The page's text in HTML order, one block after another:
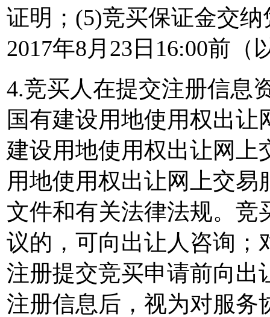
证明；(5)竞买保证金交
2017年8月23日16:00前
4.竞买人在提交注册信息
国有建设用地使用权出
建设用地使用权出让网上
用地使用权出让网上交
文件和有关法律法规。竞
议的，可向出让人咨询；
注册提交竞买申请前向出
注册信息后，视为对服务